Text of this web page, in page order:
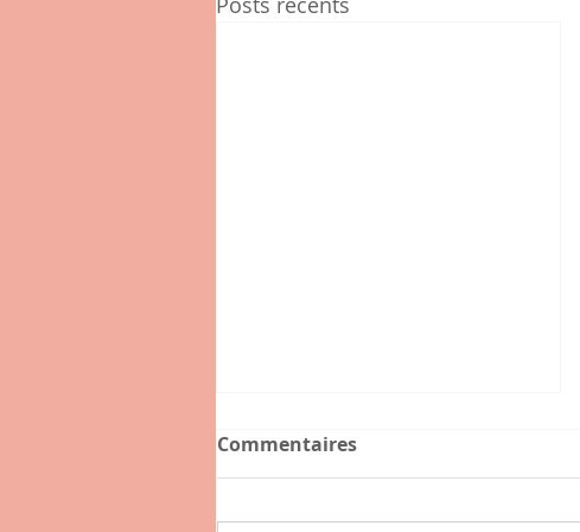
Commentaires